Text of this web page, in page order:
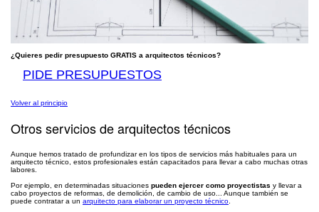
¿Quieres pedir presupuesto GRATIS a arquitectos técnicos?
PIDE PRESUPUESTOS
Volver al principio
Otros servicios de arquitectos técnicos
Aunque hemos tratado de profundizar en los tipos de servicios más habituales para un
arquitecto técnico, estos profesionales están capacitados para llevar a cabo muchas otras
labores.
Por ejemplo, en determinadas situaciones pueden ejercer como proyectistas y llevar a
cabo proyectos de reformas, de demolición, de cambio de uso... Aunque también se
puede contratar a un arquitecto para elaborar un proyecto técnico